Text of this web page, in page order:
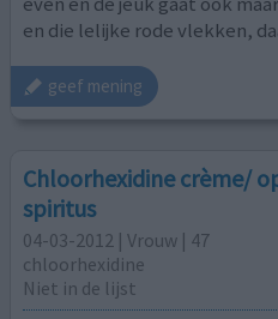
en die lelijke rode vlekken,
geef mening
Chloorhexidine crème/
spiritus
04-03-2012 | Vrouw | 47
chloorhexidine
Niet in de lijst